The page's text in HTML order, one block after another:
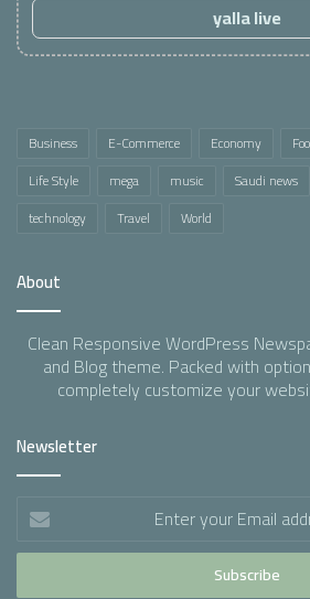
yalla live
Business E-Commerce Economy
Life Style
mega music Saudi news
technology
Travel World
About
Clean Responsive WordPress
and Blog theme. Packed with
completely customize your
Newsletter
Enter
your
Email